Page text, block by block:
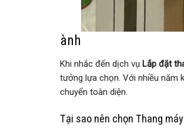
ành
Khi nhắc đến dịch vụ Lắp đặt
tưởng lựa chọn. Với nhiều năm
chuyển toàn diện.
Tại sao nên chọn Thang